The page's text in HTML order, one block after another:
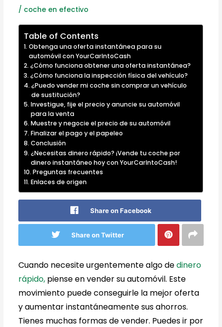
/ coche en efectivo
Table of Contents
Obtenga una oferta instantánea para su
automóvil con YourCarIntoCash
¿Cómo funciona obtener una oferta instantánea?
¿Cómo funciona la inspección física del vehículo?
¿Puedo vender mi coche sin comprar un vehículo
de sustitución?
Investigue, fije el precio y anuncie su automóvil
para la venta
Muestre y negocie el precio de su automóvil
Finalizar el pago y el papeleo
Conclusión
¿Necesitas dinero rápido? ¡Vende tu coche por
dinero instantáneo hoy con YourCarIntoCash!
Preguntas frecuentes
Enlaces de origen
Share on Facebook
Share on Twitter
Cuando necesite urgentemente algo dedinero
rápido, piense en vender su automóvil. Este
movimiento puede conseguirle la mejor oferta
y aumentar instantáneamente sus ahorros.
Tienes muchas formas de vender. Puedes ir por